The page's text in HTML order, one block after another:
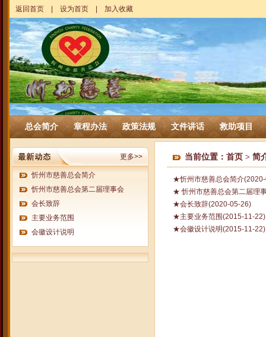
返回首页 设为首页 加入收藏
总会简介 章程办法 政策法规 文件讲话 救助项目
当前位置： 首页 > 简
★忻州市慈善总会简介
★ 忻州市慈善总会第二届理
★会长致辞(2020-05-26)
★主要业务范围(2015-11-22)
★会徽设计说明(2015-11-22)
更多>>
忻州市慈善总会简介
忻州市慈善总会第二届理事会
会长致辞
主要业务范围
会徽设计说明